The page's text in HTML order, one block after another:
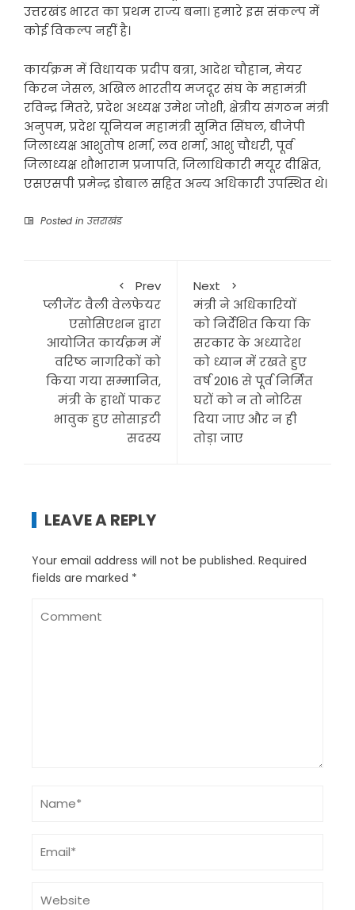
उत्तरखंड भारत का प्रथम राज्य बना। हमारे इस संकल्प में
कोई विकल्प नहीं है।
कार्यक्रम में विधायक प्रदीप बत्रा, आदेश चौहान, मेयर
किरन जेसल, अखिल भारतीय मजदूर संघ के महामंत्री
रविन्द्र मितरे, प्रदेश अध्यक्ष उमेश जोशी, क्षेत्रीय संगठन मंत्री
अनुपम, प्रदेश यूनियन महामंत्री सुमित सिंघल, बीजेपी
जिलाध्यक्ष आशुतोष शर्मा, लव शर्मा, आशु चौधरी, पूर्व
जिलाध्यक्ष शौभाराम प्रजापति, जिलाधिकारी मयूर दीक्षित,
एसएसपी प्रमेन्द्र डोबाल सहित अन्य अधिकारी उपस्थित थे।
Posted in उत्तराखंड
Prev
प्लीजेंट वैली वेलफेयर
एसोसिएशन द्वारा
आयोजित कार्यक्रम में
वरिष्ठ नागरिकों को
किया गया सम्मानित,
मंत्री के हाथों पाकर
भावुक हुए सोसाइटी
सदस्य
Next
मंत्री ने अधिकारियों
को निर्देशित किया कि
सरकार के अध्यादेश
को ध्यान में रखते हुए
वर्ष 2016 से पूर्व निर्मित
घरों को न तो नोटिस
दिया जाए और न ही
तोड़ा जाए
LEAVE A REPLY
Your email address will not be published. Required
fields are marked *